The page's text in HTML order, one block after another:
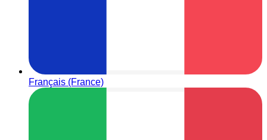
Français (France)